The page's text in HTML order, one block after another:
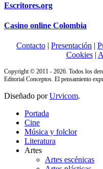
Escritores.org
Casino online Colombia
Contacto | Presentación |
Cookies|
Copyright © 2011 - 2026. Todos los
Editorial Conceptos. El pensamiento
Diseñado porUrvicom.
Portada
Cine
Música y folclor
Literatura
Artes
Artes escénicas